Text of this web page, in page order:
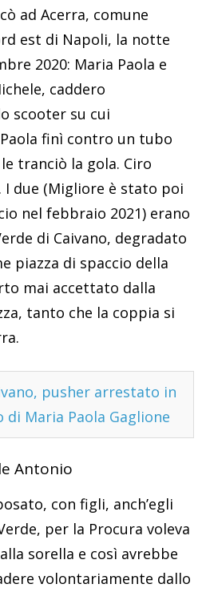
ad Acerra, comune
est di Napoli, la notte
2020: Maria Paola e
caddero
scooter su cui
finì contro un tubo
tranciò la gola. Ciro
due (Migliore è stato poi
nel febbraio 2021) erano
di Caivano, degradato
piazza di spaccio della
mai accettato dalla
tanto che la coppia si
pusher arrestato in
Maria Paola Gaglione
Antonio
con figli, anch’egli
per la Procura voleva
sorella e così avrebbe
volontariamente dallo